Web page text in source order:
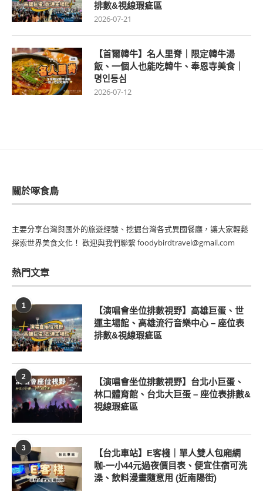
排數&視線瑕疵區
2026-07-21
【首爾韓牛】名人里脊｜限定韓牛湯
飯、一個人也能吃韓牛、奉恩寺美食｜
명인등심
2026-07-12
關於啄食鳥
主要分享台灣與國外的旅遊經驗、挖掘台灣各式異國餐廳，讓大家輕鬆
探索世界美食文化！ 歡迎與我們聯繫 foodybirdtravel@gmail.com
熱門文章
1
【演唱會坐位排數視野】高雄巨蛋、世
運主場館、高雄流行音樂中心 – 座位表
排數&視線瑕疵區
2
【演唱會坐位排數視野】台北小巨蛋、
林口體育館、台北大巨蛋 – 座位表排數&
視線瑕疵區
3
【台北車站】E客棧｜單人雙人包廂網
咖-一小44元過夜價目表、便宜住宿可洗
澡、飲料漫畫隨意用 (近南陽街)